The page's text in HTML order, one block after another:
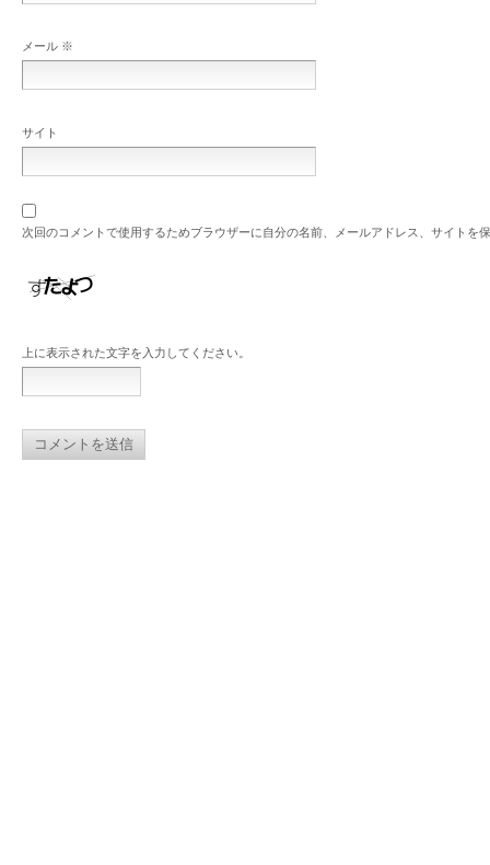
メール ※
サイト
次回のコメントで使用するためブラウザーに自分の名前、メールアドレス、サイトを
上に表示された文字を入力してください。